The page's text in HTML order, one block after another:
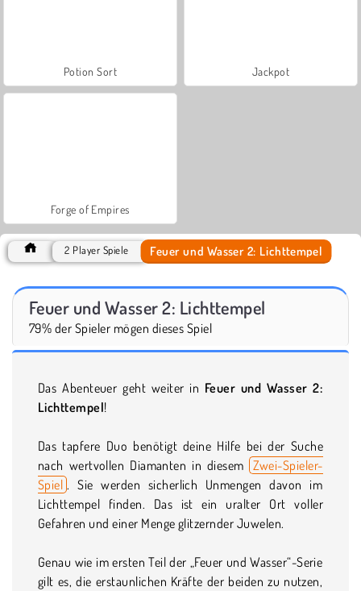
Potion Sort Jackpot
Forge of Empires
2 Player Spiele Feuer und Wasser 2: Lichttempel
Feuer und Wasser 2: Lichttempel
79% der Spieler mögen dieses Spiel
Das Abenteuer geht weiter in Feuer und Wasser 2:
Lichttempel!
Das tapfere Duo benötigt deine Hilfe bei der Suche
nach wertvollen Diamanten in diesem Zwei-Spieler-
Spiel . Sie werden sicherlich Unmengen davon im
Lichttempel finden. Das ist ein uralter Ort voller
Gefahren und einer Menge glitzernder Juwelen.
Genau wie im ersten Teil der „Feuer und Wasser“-Serie
gilt es, die erstaunlichen Kräfte der beiden zu nutzen,